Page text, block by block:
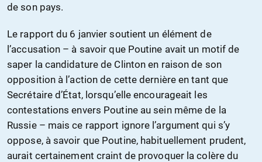
de son pays.
Le rapport du 6 janvier soutient un élément de
l’accusation – à savoir que Poutine avait un motif de
saper la candidature de Clinton en raison de son
opposition à l’action de cette dernière en tant que
Secrétaire d’État, lorsqu’elle encourageait les
contestations envers Poutine au sein même de la
Russie – mais ce rapport ignore l’argument qui s’y
oppose, à savoir que Poutine, habituellement prudent,
aurait certainement craint de provoquer la colère du